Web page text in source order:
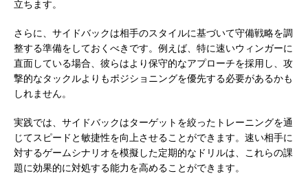
立ちます。
さらに、サイドバックは相手のスタイルに基づいて守備戦略を調
整する準備をしておくべきです。例えば、特に速いウィンガーに
直面している場合、彼らはより保守的なアプローチを採用し、攻
撃的なタックルよりもポジショニングを優先する必要があるかも
しれません。
実践では、サイドバックはターゲットを絞ったトレーニングを通
じてスピードと敏捷性を向上させることができます。速い相手に
対するゲームシナリオを模擬した定期的なドリルは、これらの課
題に効果的に対処する能力を高めることができます。